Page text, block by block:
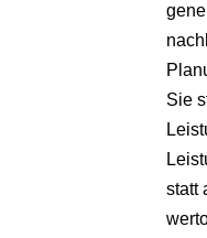
Sie
statt